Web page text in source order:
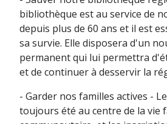
bibliothèque est au service de
depuis plus de 60 ans et il est
sa survie. Elle disposera d'un
permanent qui lui permettra
et de continuer à desservir la
- Garder nos familles actives -
toujours été au centre de la vie